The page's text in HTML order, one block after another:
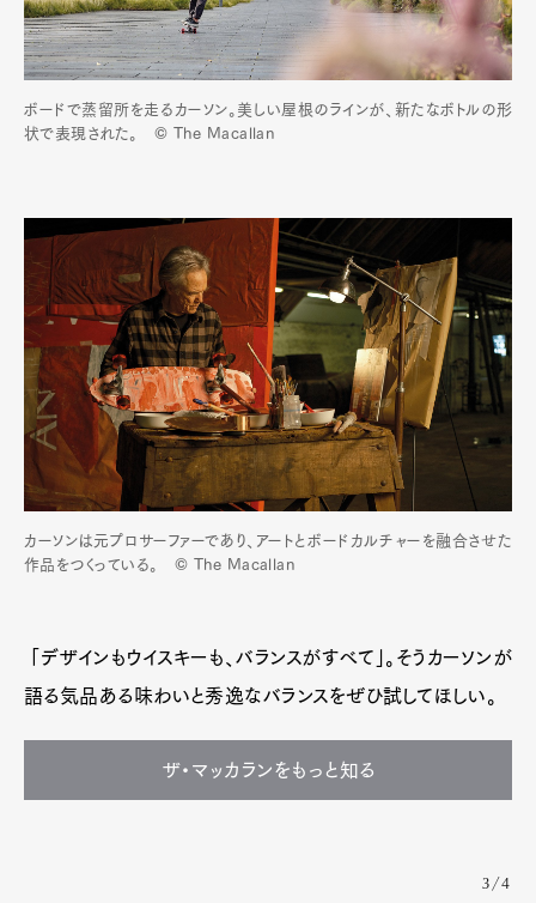
ボードで蒸留所を走るカーソン。美しい屋根のラインが、新たなボトルの形
状で表現された。 © The Macallan
カーソンは元プロサーファーであり、アートとボードカルチャーを融合させた
作品をつくっている。 © The Macallan
「デザインもウイスキーも、バランスがすべて」。そうカーソンが
語る気品ある味わいと秀逸なバランスをぜひ試してほしい。
ザ・マッカランをもっと知る
3/4